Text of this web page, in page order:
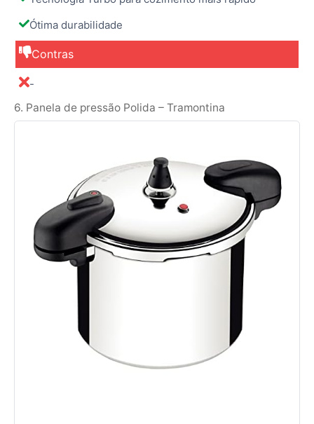
Ótima durabilidade
Contras
-
6. Panela de pressão Polida – Tramontina